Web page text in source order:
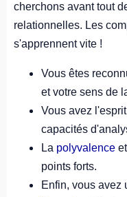
cherchons avant tout
relationnelles. Les
s'apprennent vite !
Vous êtes
et votre sens de
Vous avez l'esprit
capacités
La polyvalence
points forts.
Enfin, vous avez